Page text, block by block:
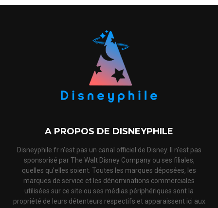
A PROPOS DE DISNEYPHILE
Disneyphile.fr n'est pas un canal officiel de Disney. Il n'est pas
sponsorisé par The Walt Disney Company ou ses filiales,
quelles qu'elles soient. Toutes les marques déposées, les
marques de service et les dénominations commerciales
utilisées sur ce site ou ses médias périphériques sont la
propriété de leurs détenteurs respectifs et apparaissent ici aux